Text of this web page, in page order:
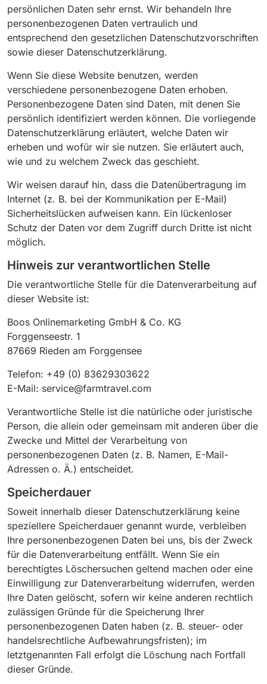
persönlichen Daten sehr ernst. Wir behandeln Ihre
personenbezogenen Daten vertraulich und
entsprechend den gesetzlichen Datenschutzvorschriften
sowie dieser Datenschutzerklärung.
Wenn Sie diese Website benutzen, werden
verschiedene personenbezogene Daten erhoben.
Personenbezogene Daten sind Daten, mit denen Sie
persönlich identifiziert werden können. Die vorliegende
Datenschutzerklärung erläutert, welche Daten wir
erheben und wofür wir sie nutzen. Sie erläutert auch,
wie und zu welchem Zweck das geschieht.
Wir weisen darauf hin, dass die Datenübertragung im
Internet (z. B. bei der Kommunikation per E-Mail)
Sicherheitslücken aufweisen kann. Ein lückenloser
Schutz der Daten vor dem Zugriff durch Dritte ist nicht
möglich.
Hinweis zur verantwortlichen Stelle
Die verantwortliche Stelle für die Datenverarbeitung auf
dieser Website ist:
Boos Onlinemarketing GmbH & Co. KG
Forggenseestr. 1
87669 Rieden am Forggensee
Telefon: +49 (0) 83629303622
E-Mail: service@farmtravel.com
Verantwortliche Stelle ist die natürliche oder juristische
Person, die allein oder gemeinsam mit anderen über die
Zwecke und Mittel der Verarbeitung von
personenbezogenen Daten (z. B. Namen, E-Mail-
Adressen o. Ä.) entscheidet.
Speicherdauer
Soweit innerhalb dieser Datenschutzerklärung keine
speziellere Speicherdauer genannt wurde, verbleiben
Ihre personenbezogenen Daten bei uns, bis der Zweck
für die Datenverarbeitung entfällt. Wenn Sie ein
berechtigtes Löschersuchen geltend machen oder eine
Einwilligung zur Datenverarbeitung widerrufen, werden
Ihre Daten gelöscht, sofern wir keine anderen rechtlich
zulässigen Gründe für die Speicherung Ihrer
personenbezogenen Daten haben (z. B. steuer- oder
handelsrechtliche Aufbewahrungsfristen); im
letztgenannten Fall erfolgt die Löschung nach Fortfall
dieser Gründe.